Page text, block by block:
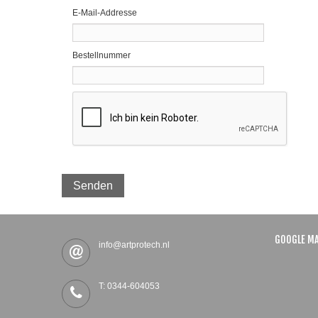
E-Mail-Addresse
Bestellnummer
Senden
info@artprotech.nl
T: 0344-604053
GOOGLE